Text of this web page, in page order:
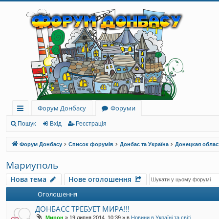
ви
дк
и
й
до
ст
уп
Форум Донбасу Форуми
Пошук Вхід Реєстрація
Форум Донбасу Список форумів Донбас та Україна Донецкая
Мариуполь
Нова тема Нове оголошення
Оголошення
ДОНБАСС ТРЕБУЕТ МИРА!!!
Мирон » 19 липня 2014, 10:39 » в Новини в Україні та світі